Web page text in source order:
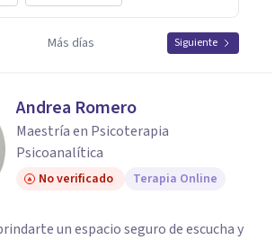
Más días Siguiente
Andrea Romero
Maestría en Psicoterapia
Psicoanalítica
No verificado Terapia Online
un espacio seguro de escucha y